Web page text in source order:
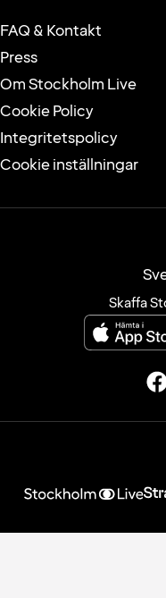
FAQ & Kontakt
Press
Om Stockholm Live
Cookie Policy
Integritetspolicy
Cookie inställningar
Skaffa